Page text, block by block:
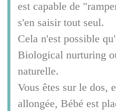
est capable de
s'en saisir tout seul.
Cela n'est possible
Biological nurturing
naturelle.
Vous êtes sur le dos,
allongée, Bébé est